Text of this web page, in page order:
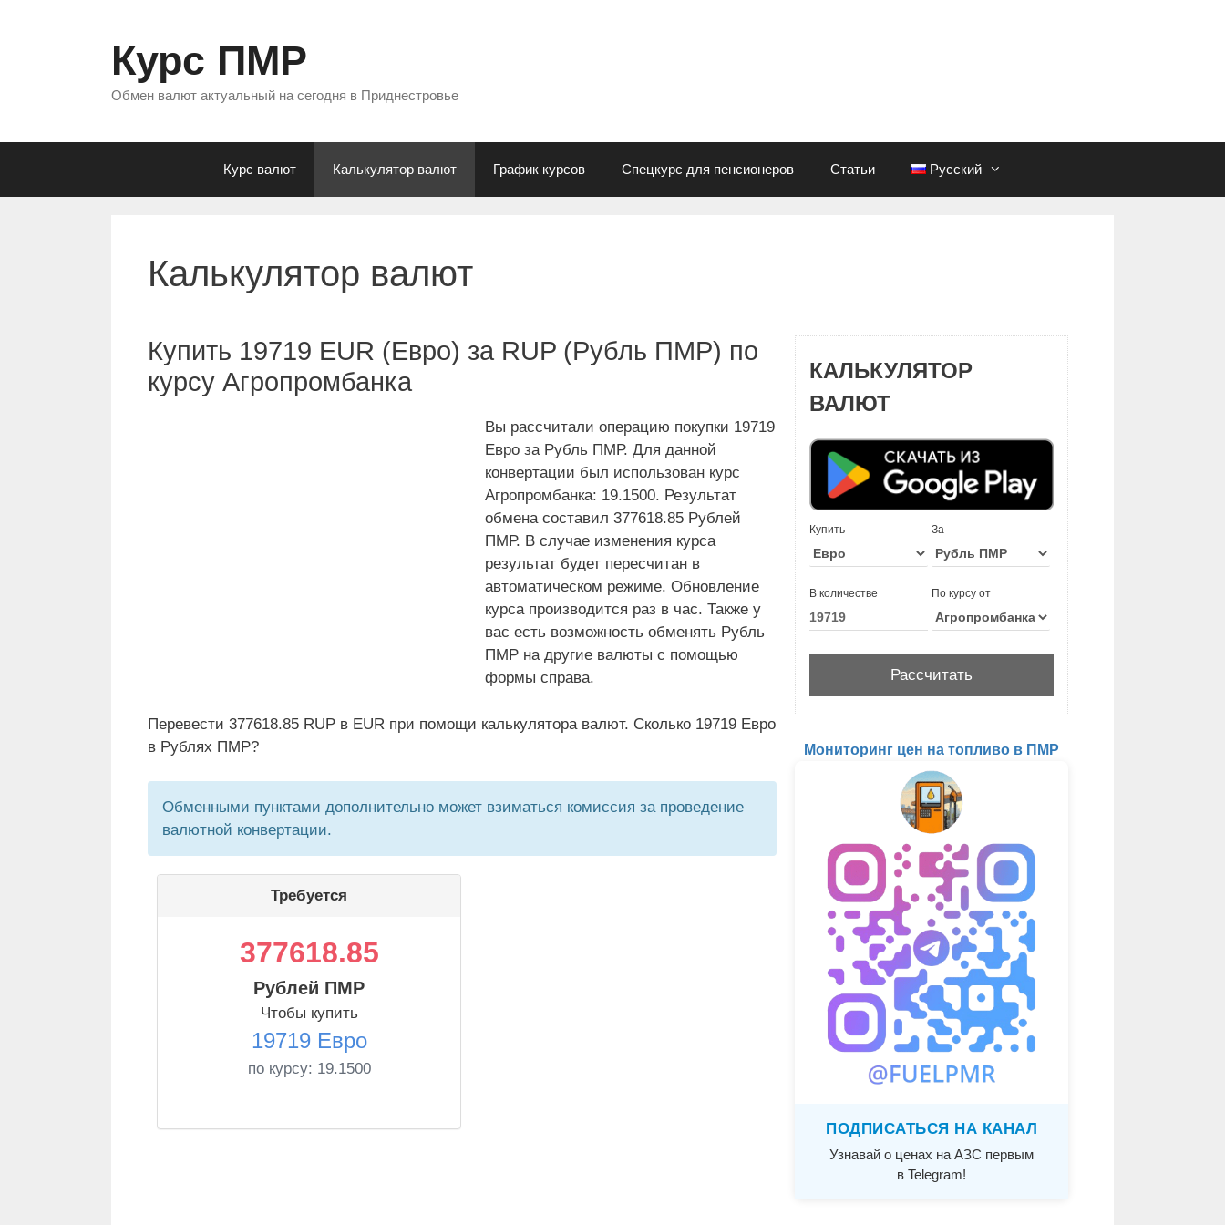
Курс ПМР
Обмен валют актуальный на сегодня в Приднестровье
Курс валют Калькулятор валют График курсов Спецкурс для пенсионеров Статьи Русский
Калькулятор валют
Купить 19719 EUR (Евро) за RUP (Рубль ПМР) по
курсу Агропромбанка
Вы рассчитали операцию покупки 19719
Евро за Рубль ПМР. Для данной
конвертации был использован курс
Агропромбанка: 19.1500. Результат
обмена составил 377618.85 Рублей
ПМР. В случае изменения курса
результат будет пересчитан в
автоматическом режиме. Обновление
курса производится раз в час. Также у
вас есть возможность обменять Рубль
ПМР на другие валюты с помощью
формы справа.
Перевести 377618.85 RUP в EUR при помощи калькулятора валют. Сколько 19719 Евро
в Рублях ПМР?
Обменными пунктами дополнительно может взиматься комиссия за проведение
валютной конвертации.
Требуется
377618.85
Рублей ПМР
Чтобы купить
19719 Евро
по курсу: 19.1500
КАЛЬКУЛЯТОР
ВАЛЮТ
Купить За
В количестве По курсу от
Мониторинг цен на топливо в ПМР
ПОДПИСАТЬСЯ НА КАНАЛ
Узнавай о ценах на АЗС первым
в Telegram!